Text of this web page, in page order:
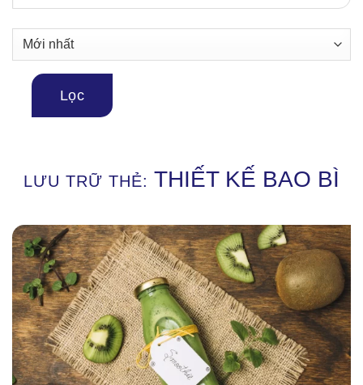
LƯU TRỮ THẺ: THIẾT KẾ BAO BÌ